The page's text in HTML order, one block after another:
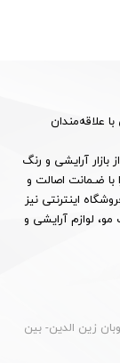
علاقه‌مندان
و شناخت عمیق از بازار آرایشی و رنگ
با ضـمانت اصالت و
اینترنتی نیز
لوازم آرایشی و
زین الدین- بین